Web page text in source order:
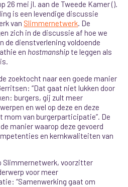
mei jl. aan de Tweede Kamer ().
is een levendige discussie
van Slimmernetwerk. De
zich in de discussie af hoe we
de dienstverlening voldoende
en hostmanshipte leggen als
zoektocht naar een goede manier
“Dat gaat niet lukken door
burgers, gij zult meer
en wel op deze en deze
van burgerparticipatie”. De
manier waarop deze gevoerd
en kernkwaliteiten van
Slimmernetwerk, voorzitter
voor meer
“Samenwerking gaat om